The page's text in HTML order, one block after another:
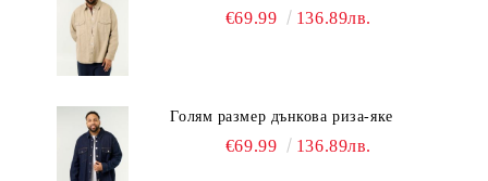
€69.99 136.89лв.
Голям размер дънкова риза-яке
€69.99 136.89лв.